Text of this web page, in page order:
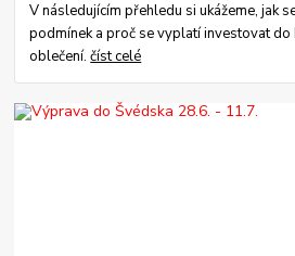
V následujícím přehledu si ukážeme, jak
podmínek a proč se vyplatí investovat
oblečení.číst celé